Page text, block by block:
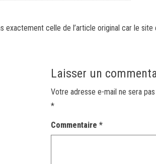
exactement celle de l’article original car le
Laisser un
Votre adresse e-mail ne sera
*
Commentaire*